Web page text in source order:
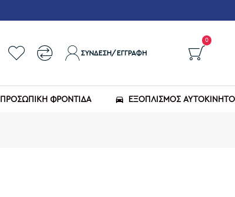
ΣΎΝΔΕΣΗ/ΕΓΓΡΑΦΉ
0
ΠΡΟΣΩΠΙΚΗ ΦΡΟΝΤΙΔΑ ΕΞΟΠΛΙΣΜΌΣ